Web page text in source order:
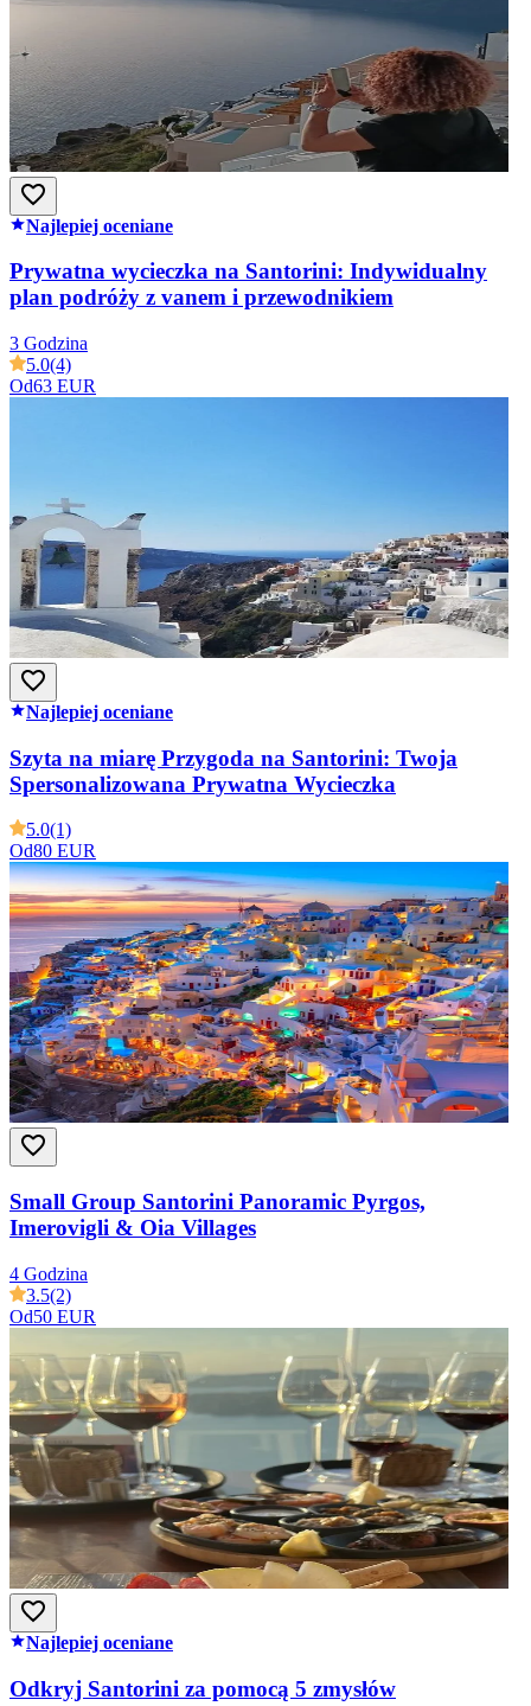
Najlepiej oceniane
Prywatna wycieczka na Santorini: Indywidualny
plan podróży z vanem i przewodnikiem
3 Godzina
5.0(4)
Od63 EUR
Najlepiej oceniane
Szyta na miarę Przygoda na Santorini: Twoja
Spersonalizowana Prywatna Wycieczka
5.0(1)
Od80 EUR
Small Group Santorini Panoramic Pyrgos,
Imerovigli & Oia Villages
4 Godzina
3.5(2)
Od50 EUR
Najlepiej oceniane
Odkryj Santorini za pomocą 5 zmysłów